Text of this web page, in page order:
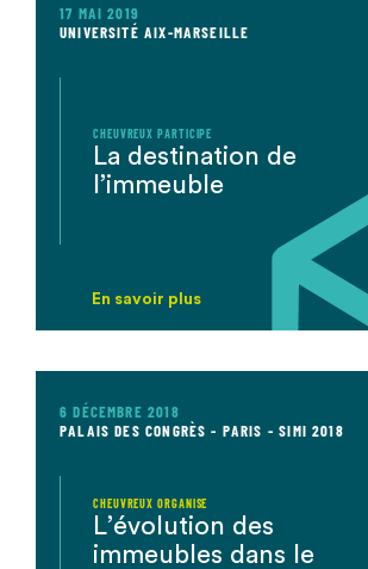
17 MAI 2019
UNIVERSITÉ AIX-MARSEILLE
CHEUVREUX PARTICIPE
La destination de
l’immeuble
En savoir plus
6 DÉCEMBRE 2018
PALAIS DES CONGRÈS - PARIS - SIMI 2018
CHEUVREUX ORGANISE
L’évolution des
immeubles dans le